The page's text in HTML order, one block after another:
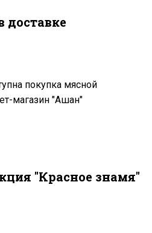
доставке
покупка мясной
магазин "Ашан"
"Красное знамя"